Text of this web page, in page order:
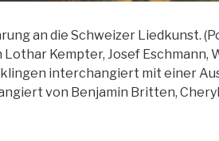
an die Schweizer Liedkunst.
Kempter, Josef Eschmann,
interchangiert mit einer
von Benjamin Britten,